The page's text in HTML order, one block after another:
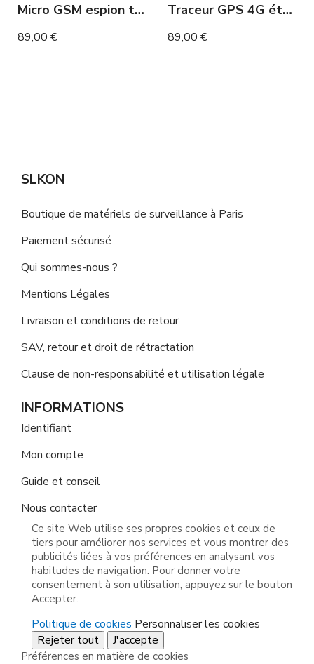
Micro GSM espion traceur GPS et enregistreur
89,00 €
Traceur GPS 4G étanche aimanté avec micro 30 jours
89,00 €
SLKON
Boutique de matériels de surveillance à Paris
Paiement sécurisé
Qui sommes-nous ?
Mentions Légales
Livraison et conditions de retour
SAV, retour et droit de rétractation
Clause de non-responsabilité et utilisation légale
INFORMATIONS
Identifiant
Mon compte
Guide et conseil
Nous contacter
Ce site Web utilise ses propres cookies et ceux de
tiers pour améliorer nos services et vous montrer des
publicités liées à vos préférences en analysant vos
habitudes de navigation. Pour donner votre
consentement à son utilisation, appuyez sur le bouton
Accepter.
Politique de cookies Personnaliser les cookies
Rejeter tout
J'accepte
Préférences en matière de cookies